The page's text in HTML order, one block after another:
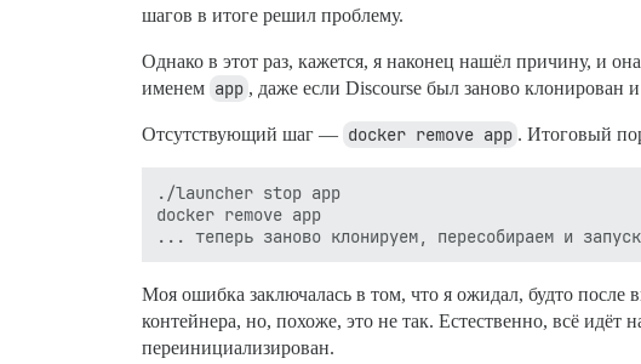
шагов в итоге решил проблему.
Однако в этот раз, кажется, я наконец нашёл причину, и
именем app , даже если Discourse был заново клонирован
Отсутствующий шаг — docker remove app . Итоговый
./launcher stop app
docker remove app
Моя ошибка заключалась в том, что я ожидал, будто после
контейнера, но, похоже, это не так. Естественно, всё идёт
переинициализирован.